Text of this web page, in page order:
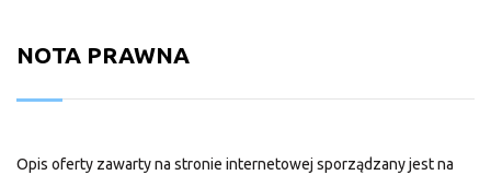
NOTA PRAWNA
Opis oferty zawarty na stronie internetowej sporządzany jest na